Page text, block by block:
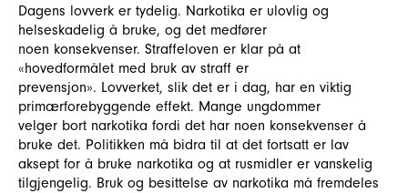
Dagens lovverk er tydelig. Narkotika er ulovlig og
helseskadelig å bruke, og det medfører
noen konsekvenser. Straffeloven er klar på at
«hovedformålet med bruk av straff er
prevensjon». Lovverket, slik det er i dag, har en viktig
primærforebyggende effekt. Mange ungdommer
velger bort narkotika fordi det har noen konsekvenser å
bruke det. Politikken må bidra til at det fortsatt er lav
aksept for å bruke narkotika og at rusmidler er vanskelig
tilgjengelig. Bruk og besittelse av narkotika må fremdeles